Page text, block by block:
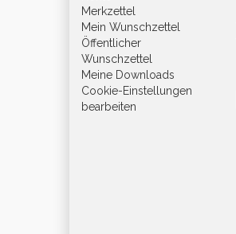
Merkzettel
Mein Wunschzettel
Öffentlicher
Wunschzettel
Meine Downloads
Cookie-Einstellungen
bearbeiten